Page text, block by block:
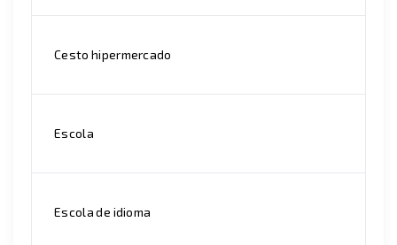
Cesto hipermercado
Escola
Escola de idioma